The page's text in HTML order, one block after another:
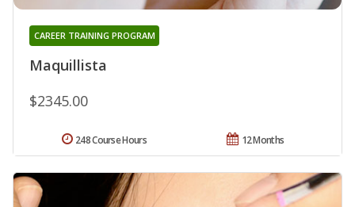
Maquillista
CAREER TRAINING PROGRAM
$2345.00
12 Months
248 Course Hours